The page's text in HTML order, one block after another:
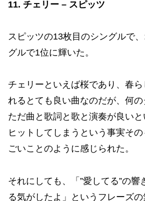
11. チェリー – スピッツ
スピッツの13枚目のシングルで
グルで1位に輝いた。
チェリーといえば桜であり、春
れるとても良い曲なのだが、何の
ただ曲と歌詞と歌と演奏が良い
ヒットしてしまうという事実そ
ごいことのように感じられた。
それにしても、「”愛してる”の響
る気がしたよ」というフレーズの